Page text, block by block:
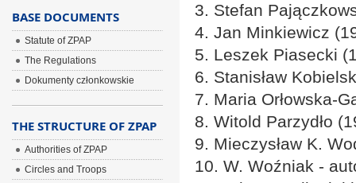
3. Stefan
4. Jan Minkiewicz
5. Leszek Piasecki
6. Stanisław
7. Maria Orłowska-
8. Witold Parzydło
9. Mieczysław K.
10. W. Woźniak -
BASE DOCUMENTS
Statute of ZPAP
The Regulations
Dokumenty członkowskie
THE STRUCTURE OF ZPAP
Authorities of ZPAP
Circles and Troops